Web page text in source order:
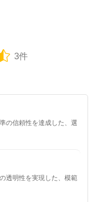
3件
の信頼性を達成した、選
透明性を実現した、模範